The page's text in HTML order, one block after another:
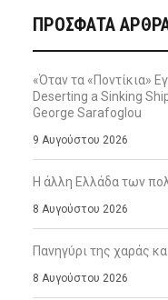
ΠΡΌΣΦΑΤΑ
«Όταν τα «Ποντίκια»
Deserting a Sinking
George Sarafoglou
9 Αυγούστου 2026
Η άλλη Ελλάδα των
8 Αυγούστου 2026
Πανηγύρι της χαράς
8 Αυγούστου 2026